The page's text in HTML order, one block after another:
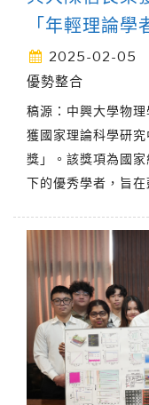
「年輕理論學
2025-02-05
優勢整合
稿源：中興大學物
獲國家理論科學研
獎」。該獎項為國
下的優秀學者，旨在